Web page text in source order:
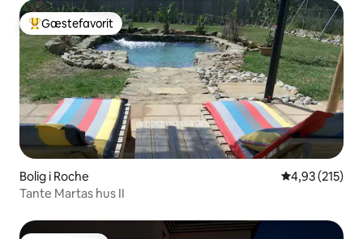
Bedste gæstefavorit
Gæstefavorit
Bolig i Roche 4,93 ud af 5 i
4,93 (215)
Tante Martas hus II